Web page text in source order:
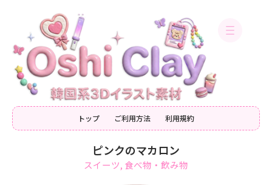
トップ ご利用方法 利用規約
ピンクのマカロン
スイーツ, 食べ物・飲み物